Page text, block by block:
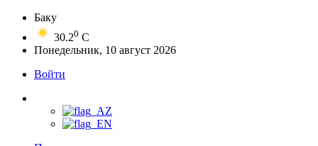
Баку
30.20 C
Понедельник, 10 август 2026
Войти